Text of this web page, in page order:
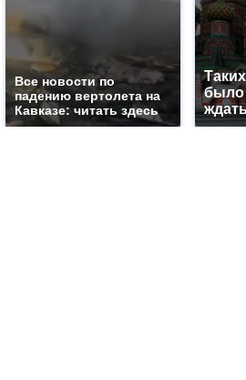
Все новости по
падению вертолета на
Кавказе: читать здесь
было